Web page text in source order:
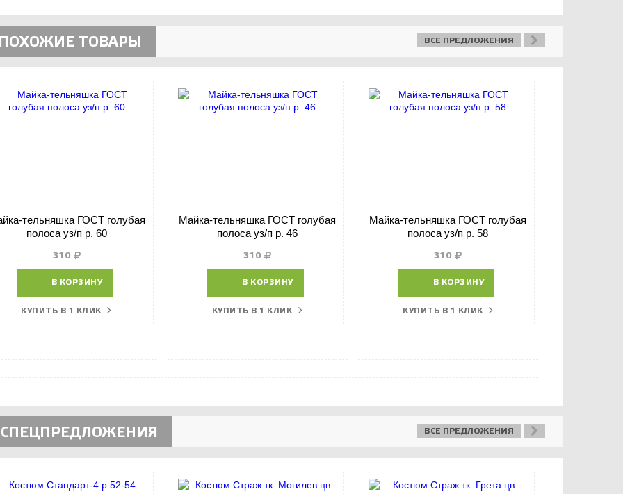
ТОВАРЫ ВСЕ ПРЕДЛОЖЕНИЯ
тельняшка ГОСТ голубая
полоса уз/п р. 60
310
В КОРЗИНУ
КУПИТЬ В 1 КЛИК
Майка-тельняшка ГОСТ голубая
полоса уз/п р. 46
310
В КОРЗИНУ
КУПИТЬ В 1 КЛИК
Майка-тельняшка ГОСТ голубая
полоса уз/п р. 58
310
В КОРЗИНУ
КУПИТЬ В 1 КЛИК
СПЕЦПРЕДЛОЖЕНИЯ ВСЕ ПРЕДЛОЖЕНИЯ